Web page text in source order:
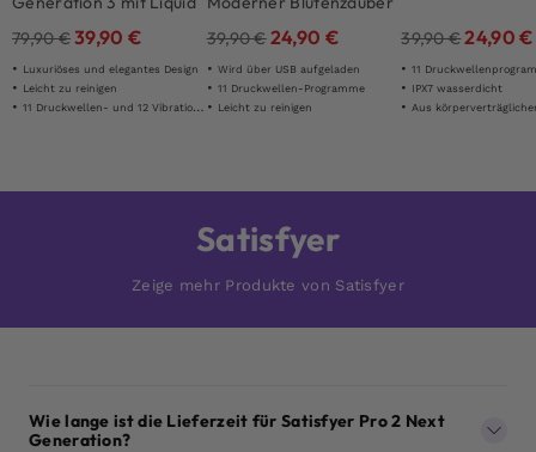
Air Schwarz
79,90€39,90 €
Luxuriöses und elegantes Design
Leicht zu reinigen
11 Druckwellen- und 12 Vibrationseinstellungen
39,90€24,90 €
Wird über USB aufgeladen
11 Druckwellen-Programme
Leicht zu reinigen
39,90€24,90€
11
IPX7 wasserdicht
Aus
Satisfyer
Zeige mehr Produkte von Satisfyer
Wie lange ist die Lieferzeit für Satisfyer Pro 2 Next
Generation?